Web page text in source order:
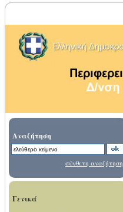
Αναζήτηση
σύνθετη αναζήτηση
Γενικά